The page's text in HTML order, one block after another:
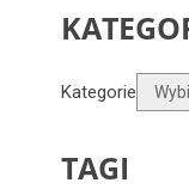
Kategorie
TAGI